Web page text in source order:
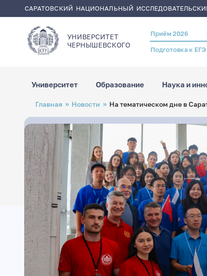
содержанию
САРАТОВСКИЙ НАЦИОНАЛЬНЫЙ
УНИВЕРСИТЕТ
ЧЕРНЫШЕВСКОГO
Header
menu
Приём 2026
Подготовка к ЕГЭ
Университет Образование Наука и
Строка
навигации
Главная Новости На тематическом дне в